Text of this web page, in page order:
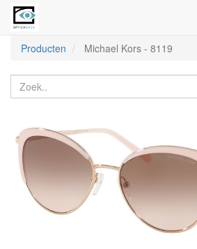
Producten
Michael Kors - 8119